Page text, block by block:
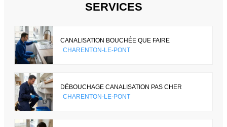
SERVICES
CANALISATION BOUCHÉE QUE FAIRE
CHARENTON-LE-PONT
DÉBOUCHAGE CANALISATION PAS CHER
CHARENTON-LE-PONT